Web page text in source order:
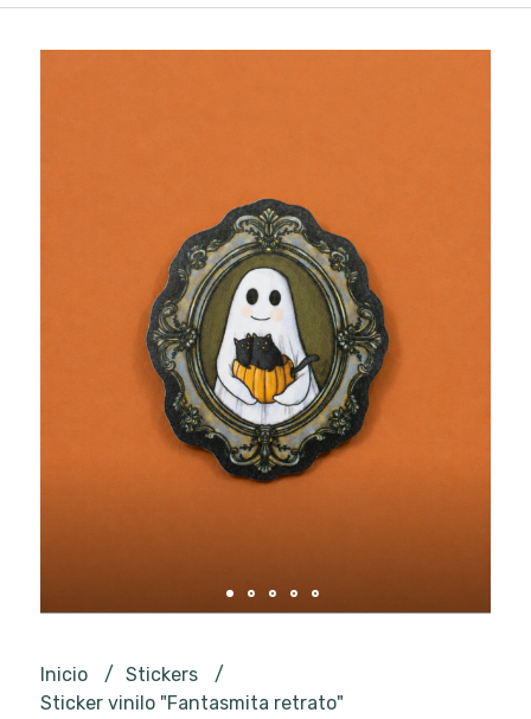
Inicio
Stickers
Sticker vinilo "Fantasmita retrato"